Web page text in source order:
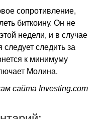
сопротивление,
биткоину. Он не
недели, и в случае
следить за
к минимуму
Молина.
сайта Investing.com